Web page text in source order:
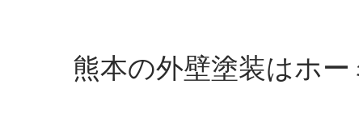
熊本の外壁塗装はホー